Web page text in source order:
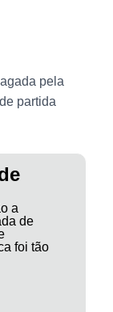
pela
partida
a
de
foi tão